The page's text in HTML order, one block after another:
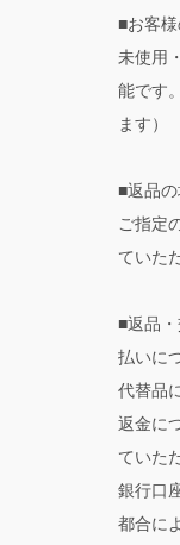
■お客
未使用
能です
ます）
■返品
ご指定
ていた
■返品
払いに
代替品
返金に
ていた
銀行口
都合に